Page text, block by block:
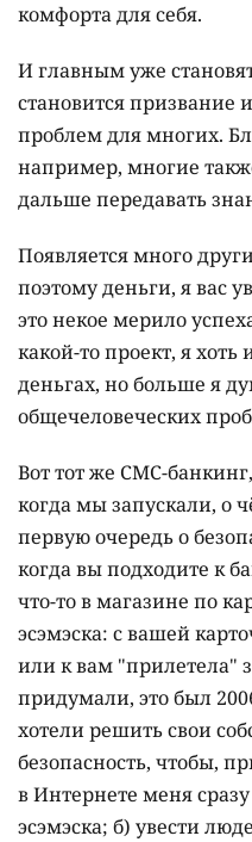
комфорта для себя.
И главным уже
становится призвание
проблем для многих.
например, многие
дальше передавать
Появляется много
поэтому деньги, я вас
это некое мерило
какой-то проект, я
деньгах, но больше я
общечеловеческих
Вот тот же СМС-
когда мы запускали, о
первую очередь о
когда вы подходите к
что-то в магазине по
эсэмэска: с вашей
или к вам "прилетела"
придумали, это был
хотели решить свои
безопасность, чтобы,
в Интернете меня
эсэмэска; б) увести